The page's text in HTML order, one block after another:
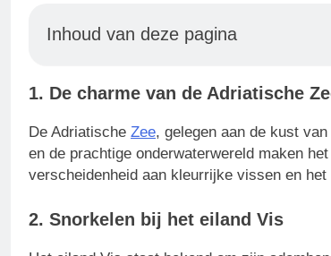
Inhoud van deze pagina
1. De charme van de Adriatische
De Adriatische Zee, gelegen aan de kust
en de prachtige onderwaterwereld maken
verscheidenheid aan kleurrijke vissen en
2. Snorkelen bij het eiland Vis